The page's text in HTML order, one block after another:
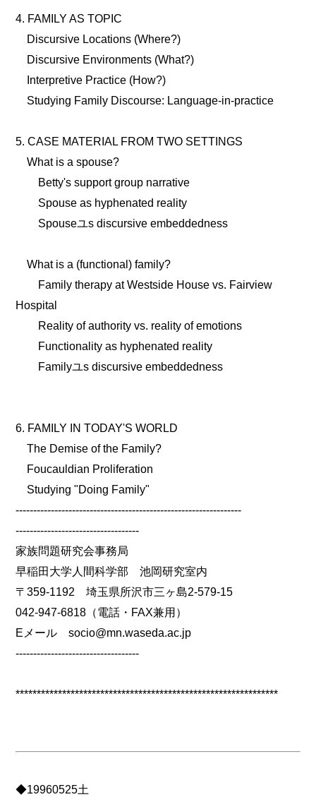
4. FAMILY AS TOPIC
Discursive Locations (Where?)
Discursive Environments (What?)
Interpretive Practice (How?)
Studying Family Discourse: Language-in-practice
5. CASE MATERIAL FROM TWO SETTINGS
What is a spouse?
Betty's support group narrative
Spouse as hyphenated reality
Spouseユs discursive embeddedness
What is a (functional) family?
Family therapy at Westside House vs. Fairview
Hospital
Reality of authority vs. reality of emotions
Functionality as hyphenated reality
Familyユs discursive embeddedness
6. FAMILY IN TODAY'S WORLD
The Demise of the Family?
Foucauldian Proliferation
Studying "Doing Family"
----------------------------------------------------------------
-----------------------------------
家族問題研究会事務局
早稲田大学人間科学部 池岡研究室内
〒359-1192 埼玉県所沢市三ヶ島2-579-15
042-947-6818（電話・FAX兼用）
Eメール socio@mn.waseda.ac.jp
-----------------------------------
**************************************************************
◆19960525土